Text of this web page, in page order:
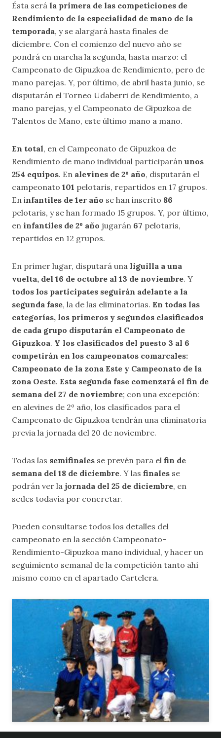
Ésta será la primera de las competiciones de
Rendimiento de la especialidad de mano de la
temporada, y se alargará hasta finales de
diciembre. Con el comienzo del nuevo año se
pondrá en marcha la segunda, hasta marzo: el
Campeonato de Gipuzkoa de Rendimiento, pero de
mano parejas. Y, por último, de abril hasta junio, se
disputarán el Torneo Udaberri de Rendimiento, a
mano parejas, y el Campeonato de Gipuzkoa de
Talentos de Mano, este último mano a mano.
En total, en el Campeonato de Gipuzkoa de
Rendimiento de mano individual participarán unos
254 equipos. En alevines de 2º año, disputarán el
campeonato 101 pelotaris, repartidos en 17 grupos.
En infantiles de 1er año se han inscrito 86
pelotaris, y se han formado 15 grupos. Y, por último,
en infantiles de 2º año jugarán 67 pelotaris,
repartidos en 12 grupos.
En primer lugar, disputará una liguilla a una
vuelta, del 16 de octubre al 13 de noviembre. Y
todos los participates seguirán adelante a la
segunda fase, la de las eliminatorias. En todas las
categorías, los primeros y segundos clasificados
de cada grupo disputarán el Campeonato de
Gipuzkoa. Y los clasificados del puesto 3 al 6
competirán en los campeonatos comarcales:
Campeonato de la zona Este y Campeonato de la
zona Oeste. Esta segunda fase comenzará el fin de
semana del 27 de noviembre; con una excepción:
en alevines de 2º año, los clasificados para el
Campeonato de Gipuzkoa tendrán una eliminatoria
previa la jornada del 20 de noviembre.
Todas las semifinales se prevén para el fin de
semana del 18 de diciembre. Y las finales se
podrán ver la jornada del 25 de diciembre, en
sedes todavía por concretar.
Pueden consultarse todos los detalles del
campeonato en la sección Campeonato-
Rendimiento-Gipuzkoa mano individual, y hacer un
seguimiento semanal de la competición tanto ahí
mismo como en el apartado Cartelera.